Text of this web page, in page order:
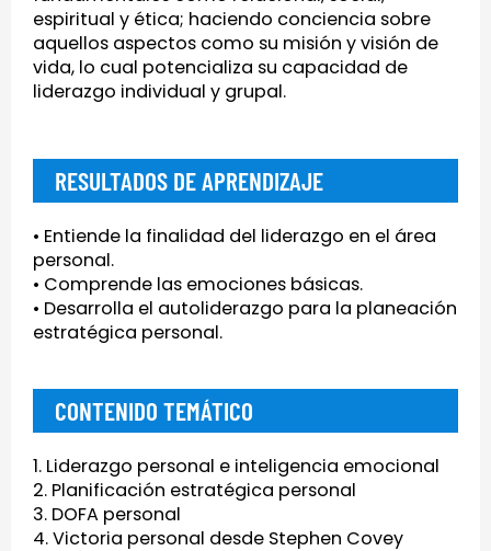
espiritual y ética; haciendo conciencia sobre
aquellos aspectos como su misión y visión de
vida, lo cual potencializa su capacidad de
liderazgo individual y grupal.
RESULTADOS DE APRENDIZAJE
• Entiende la finalidad del liderazgo en el área
personal.
• Comprende las emociones básicas.
• Desarrolla el autoliderazgo para la planeación
estratégica personal.
CONTENIDO TEMÁTICO
1. Liderazgo personal e inteligencia emocional
2. Planificación estratégica personal
3. DOFA personal
4. Victoria personal desde Stephen Covey